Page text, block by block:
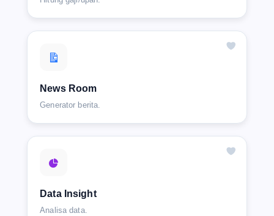
News Room
Generator berita.
Data Insight
Analisa data.